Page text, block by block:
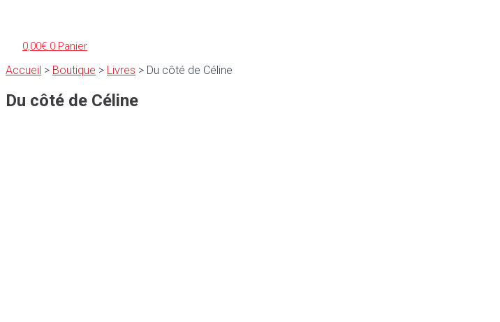
0,00€ 0 Panier
Accueil > Boutique > Livres > Du côté de Céline
Du côté de Céline